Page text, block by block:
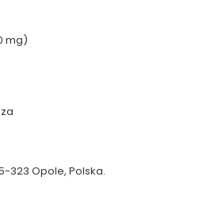
mg)
323 Opole, Polska.